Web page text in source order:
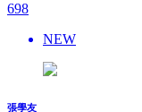
698
NEW
張學友